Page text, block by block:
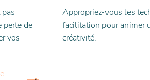
perte de
vos
Appropriez-vous les
facilitation pour animer
créativité.